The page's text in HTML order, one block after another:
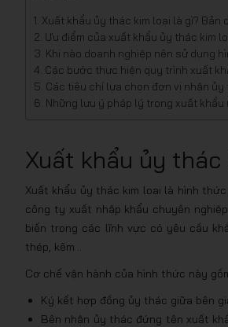
Xuất khẩu ủy thác kim loại là gì? Bản
Ưu điểm của xuất khẩu ủy thác kim
Khi nào doanh nghiệp nên sử dụng
Các bước thực hiện quy trình xuất
Các tiêu chí lựa chọn đơn vị nhận ủy
Những lưu ý pháp lý trong xuất khẩu
Xuất khẩu ủy
Xuất khẩu ủy thác kim loại là hình
công ty xuất nhập khẩu chuyên
biến trong các lĩnh vực có yêu cầu
thép, kẽm…
Cơ chế vận hành của hình thức này
Ký kết hợp đồng ủy thác giữa bên
Bên nhận ủy thác đứng tên xuất